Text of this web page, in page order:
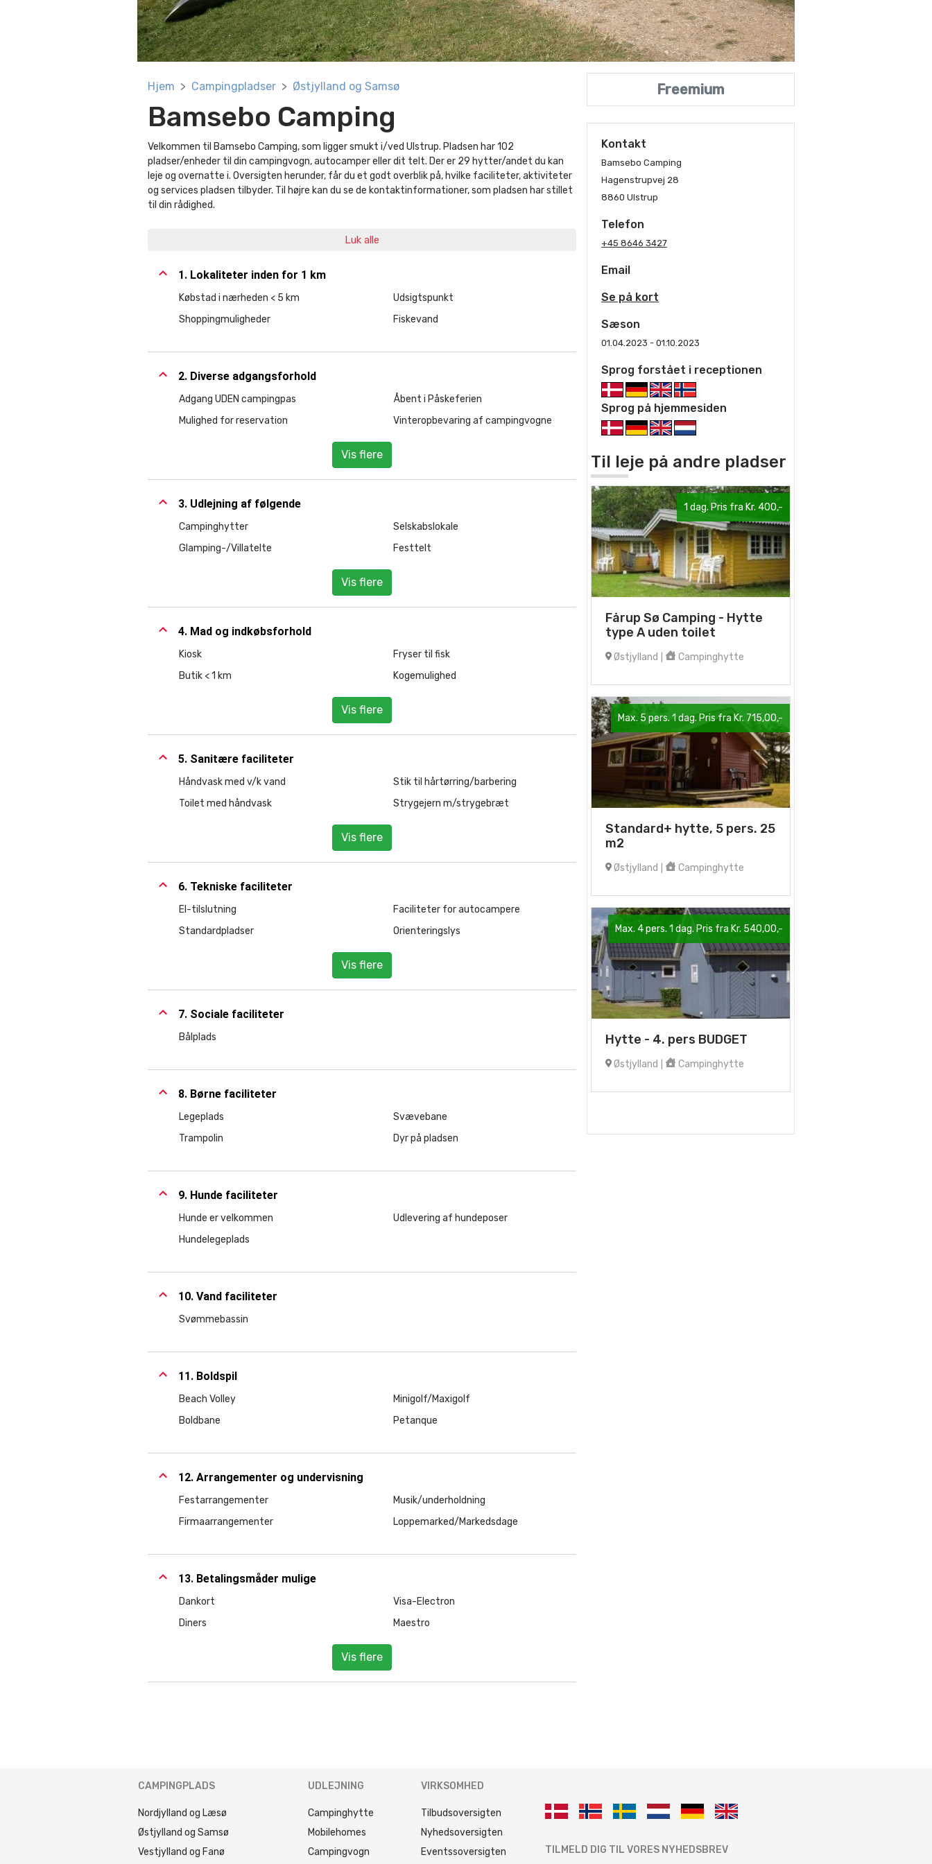
Hjem Campingpladser Østjylland og Samsø
Bamsebo Camping
Velkommen til Bamsebo Camping, som ligger smukt i/ved Ulstrup. Pladsen har 102
pladser/enheder til din campingvogn, autocamper eller dit telt. Der er 29 hytter/andet du kan
leje og overnatte i. Oversigten herunder, får du et godt overblik på, hvilke faciliteter, aktiviteter
og services pladsen tilbyder. Til højre kan du se de kontaktinformationer, som pladsen har stillet
til din rådighed.
Luk alle
1. Lokaliteter inden for 1 km
Købstad i nærheden < 5 km
Shoppingmuligheder
Udsigtspunkt
Fiskevand
2. Diverse adgangsforhold
Adgang UDEN campingpas
Mulighed for reservation
Åbent i Påskeferien
Vinteropbevaring af campingvogne
Vis flere
3. Udlejning af følgende
Campinghytter
Glamping-/Villatelte
Selskabslokale
Festtelt
Vis flere
4. Mad og indkøbsforhold
Kiosk
Butik < 1 km
Fryser til fisk
Kogemulighed
Vis flere
5. Sanitære faciliteter
Håndvask med v/k vand
Toilet med håndvask
Stik til hårtørring/barbering
Strygejern m/strygebræt
Vis flere
6. Tekniske faciliteter
El-tilslutning
Standardpladser
Faciliteter for autocampere
Orienteringslys
Vis flere
7. Sociale faciliteter
Bålplads
8. Børne faciliteter
Legeplads
Trampolin
Svævebane
Dyr på pladsen
9. Hunde faciliteter
Hunde er velkommen
Hundelegeplads
Udlevering af hundeposer
10. Vand faciliteter
Svømmebassin
11. Boldspil
Beach Volley
Boldbane
Minigolf/Maxigolf
Petanque
12. Arrangementer og undervisning
Festarrangementer
Firmaarrangementer
Musik/underholdning
Loppemarked/Markedsdage
13. Betalingsmåder mulige
Dankort
Diners
Visa-Electron
Maestro
Vis flere
Freemium
Kontakt
Bamsebo Camping
Hagenstrupvej 28
8860 Ulstrup
Telefon
+45 8646 3427
Email
Se på kort
Sæson
01.04.2023 - 01.10.2023
Sprog forstået i receptionen
Sprog på hjemmesiden
Til leje på andre pladser
1 dag. Pris fra Kr. 400,-
Fårup Sø Camping - Hytte
type A uden toilet
Østjylland Campinghytte
Max. 5 pers. 1 dag. Pris fra Kr. 715,00,-
Standard+ hytte, 5 pers. 25
m2
Østjylland Campinghytte
Max. 4 pers. 1 dag. Pris fra Kr. 540,00,-
Hytte - 4. pers BUDGET
Østjylland Campinghytte
CAMPINGPLADS
Nordjylland og Læsø
Østjylland og Samsø
Vestjylland og Fanø
UDLEJNING
Campinghytte
Mobilehomes
Campingvogn
VIRKSOMHED
Tilbudsoversigten
Nyhedsoversigten
Eventssoversigten
TILMELD DIG TIL VORES NYHEDSBREV